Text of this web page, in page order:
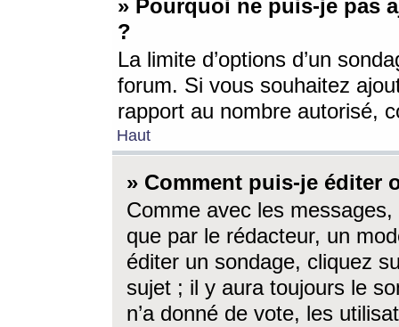
» Pourquoi ne puis-je pas
?
La limite d’options d’un
forum. Si vous souhaitez
rapport au nombre autorisé,
Haut
» Comment puis-je éditer
Comme avec les
que par le rédacteur, un
éditer un sondage, cliquez
sujet ; il y aura toujours le
n’a donné de vote, les